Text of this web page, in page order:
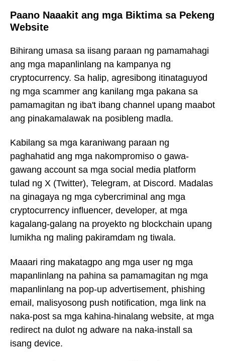
Paano Naaakit ang mga Biktima sa Pekeng
Website
Bihirang umasa sa iisang paraan ng pamamahagi
ang mga mapanlinlang na kampanya ng
cryptocurrency. Sa halip, agresibong itinataguyod
ng mga scammer ang kanilang mga pakana sa
pamamagitan ng iba't ibang channel upang maabot
ang pinakamalawak na posibleng madla.
Kabilang sa mga karaniwang paraan ng
paghahatid ang mga nakompromiso o gawa-
gawang account sa mga social media platform
tulad ng X (Twitter), Telegram, at Discord. Madalas
na ginagaya ng mga cybercriminal ang mga
cryptocurrency influencer, developer, at mga
kagalang-galang na proyekto ng blockchain upang
lumikha ng maling pakiramdam ng tiwala.
Maaari ring makatagpo ang mga user ng mga
mapanlinlang na pahina sa pamamagitan ng mga
mapanlinlang na pop-up advertisement, phishing
email, malisyosong push notification, mga link na
naka-post sa mga kahina-hinalang website, at mga
redirect na dulot ng adware na naka-install sa
isang device.